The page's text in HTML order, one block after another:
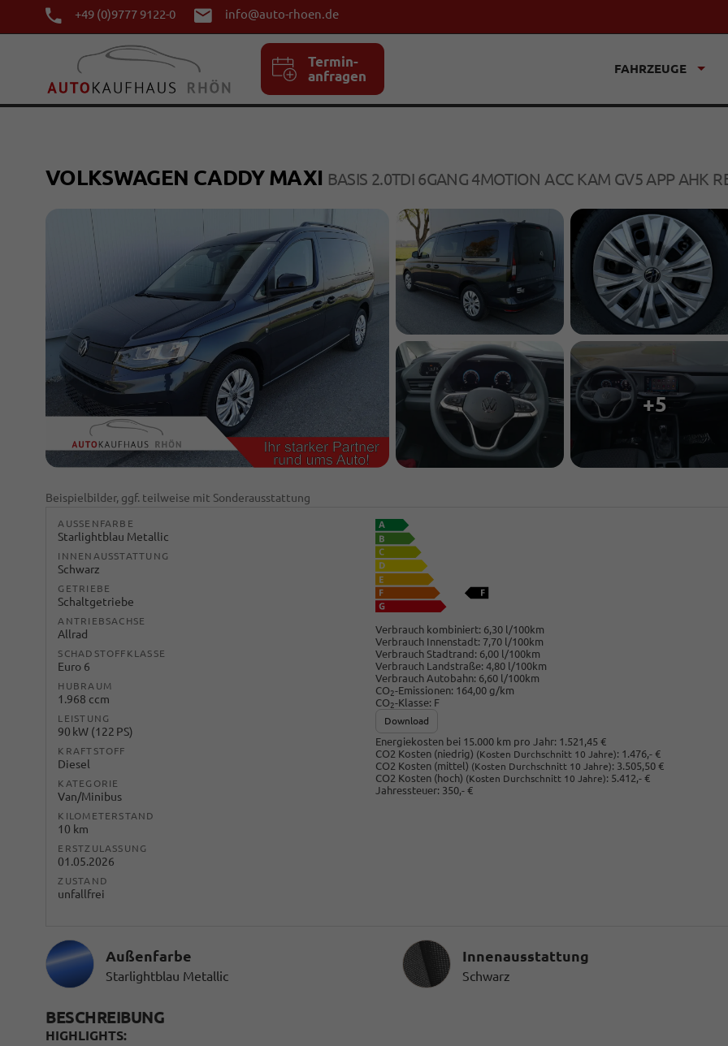
+49 (0)9777 9122-0 info@auto-rhoen.de
Termin-
anfragen
FAHRZEUGE
VOLKSWAGEN CADDY MAXI BASIS 2.0TDI 6GANG 4MOTION ACC KAM GV5 APP AHK
+5
Beispielbilder, ggf. teilweise mit Sonderausstattung
AUSSENFARBE
Starlightblau Metallic
INNENAUSSTATTUNG
Schwarz
GETRIEBE
Schaltgetriebe
ANTRIEBSACHSE
Allrad
SCHADSTOFFKLASSE
Euro 6
HUBRAUM
1.968 ccm
LEISTUNG
90 kW (122 PS)
KRAFTSTOFF
Diesel
KATEGORIE
Van/Minibus
KILOMETERSTAND
10 km
ERSTZULASSUNG
01.05.2026
ZUSTAND
unfallfrei
Verbrauch kombiniert: 6,30 l/100km
Verbrauch Innenstadt: 7,70 l/100km
Verbrauch Stadtrand: 6,00 l/100km
Verbrauch Landstraße: 4,80 l/100km
Verbrauch Autobahn: 6,60 l/100km
CO2-Emissionen: 164,00 g/km
CO2-Klasse: F
Download
Energiekosten bei 15.000 km pro Jahr: 1.521,45 €
CO2 Kosten (niedrig) (Kosten Durchschnitt 10 Jahre): 1.476,- €
CO2 Kosten (mittel) (Kosten Durchschnitt 10 Jahre): 3.505,50 €
CO2 Kosten (hoch) (Kosten Durchschnitt 10 Jahre): 5.412,- €
Jahressteuer: 350,- €
Außenfarbe
Starlightblau Metallic
InnenausstattungInnenausstattung
Schwarz
BESCHREIBUNG
HIGHLIGHTS: